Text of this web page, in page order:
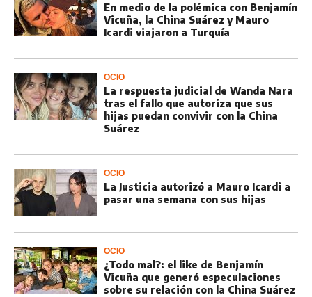
En medio de la polémica con Benjamín
Vicuña, la China Suárez y Mauro
Icardi viajaron a Turquía
OCIO
La respuesta judicial de Wanda Nara
tras el fallo que autoriza que sus
hijas puedan convivir con la China
Suárez
OCIO
La Justicia autorizó a Mauro Icardi a
pasar una semana con sus hijas
OCIO
¿Todo mal?: el like de Benjamín
Vicuña que generó especulaciones
sobre su relación con la China Suárez